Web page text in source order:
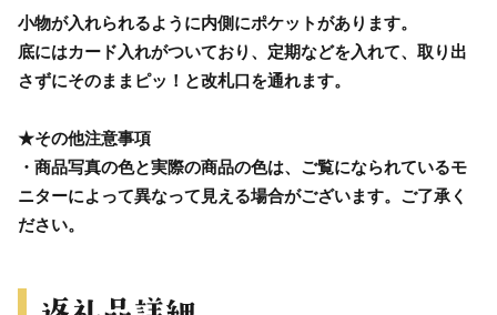
小物が入れられるように内側にポケットがあります。
底にはカード入れがついており、定期などを入れて、取り出
さずにそのままピッ！と改札口を通れます。
★その他注意事項
・商品写真の色と実際の商品の色は、ご覧になられているモ
ニターによって異なって見える場合がございます。ご了承く
ださい。